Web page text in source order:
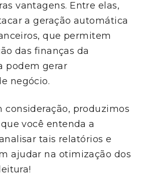
vantagens. Entre elas,
a geração automática
que permitem
das finanças da
podem gerar
negócio.
consideração, produzimos
você entenda a
tais relatórios e
ajudar na otimização dos